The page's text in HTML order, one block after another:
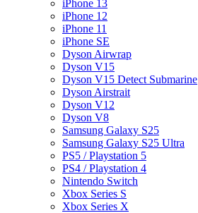
iPhone 13
iPhone 12
iPhone 11
iPhone SE
Dyson Airwrap
Dyson V15
Dyson V15 Detect Submarine
Dyson Airstrait
Dyson V12
Dyson V8
Samsung Galaxy S25
Samsung Galaxy S25 Ultra
PS5 / Playstation 5
PS4 / Playstation 4
Nintendo Switch
Xbox Series S
Xbox Series X